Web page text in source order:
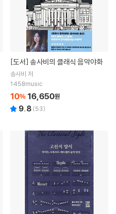
[도서] 송사비의 클래식 음악야화
송사비 저
1458music
10% 16,650원
9.8 (53)